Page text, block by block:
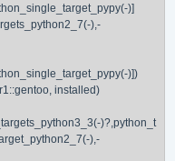
)]
),-
)])
installed)
)?,python_t
),-